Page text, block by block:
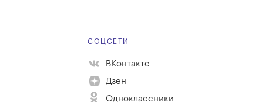
СОЦСЕТИ
ВКонтакте
Дзен
Одноклассники